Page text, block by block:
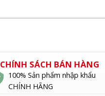
CHÍNH SÁCH BÁN HÀNG
100% Sản phẩm nhập khẩu
CHÍNH HÃNG